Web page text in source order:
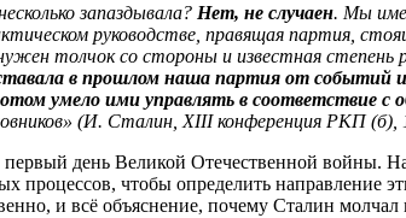
запаздывала? Нет, не случаен. Мы
руководстве, правящая партия,
толчок со стороны и известная степень
в прошлом наша партия от событий
умело ими управлять в соответствие с
(И. Сталин, XIII конференция РКП (б),
первый день Великой Отечественной
чтобы определить направление
и всё объяснение, почему Сталин